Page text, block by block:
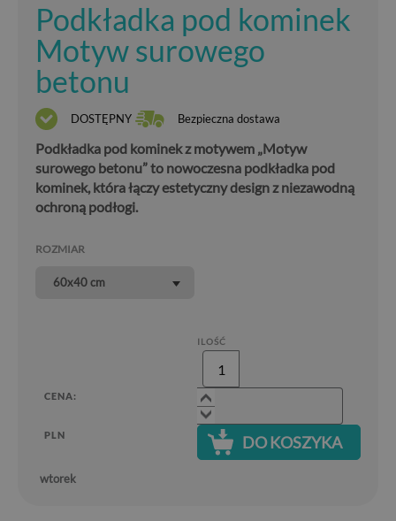
Podkładka pod kominek
Motyw surowego
betonu
DOSTĘPNY Bezpieczna dostawa
Podkładka pod kominek z motywem „Motyw
surowego betonu” to nowoczesna podkładka pod
kominek, która łączy estetyczny design z niezawodną
ochroną podłogi.
ROZMIAR
60x40 cm
CENA:
PLN
ILOŚĆ
DO KOSZYKA
wtorek